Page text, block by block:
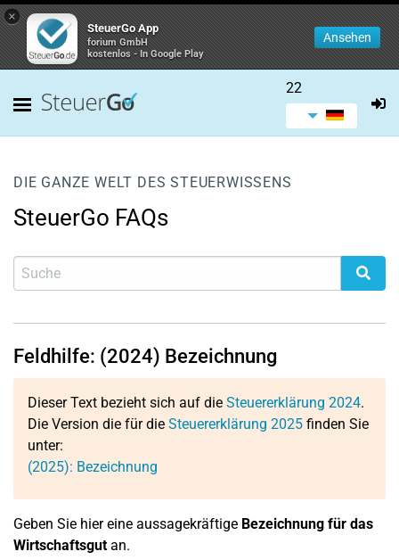
×
SteuerGo App
forium GmbH
kostenlos - In Google Play
Ansehen
22
DIE GANZE WELT DES STEUERWISSENS
SteuerGo FAQs
Feldhilfe: (2024) Bezeichnung
Dieser Text bezieht sich auf die Steuererklärung 2024.
Die Version die für die Steuererklärung 2025 finden Sie
unter:
(2025): Bezeichnung
Geben Sie hier eine aussagekräftige Bezeichnung für das
Wirtschaftsgutan.